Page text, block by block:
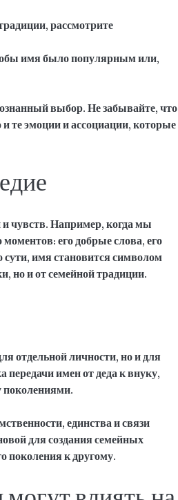
рассмотрите
имя было популярным или,
выбор. Не забывайте, что
и те эмоции и ассоциации, которые
чувств. Например, когда мы
его добрые слова, его
сути, имя становится символом
но и от семейной традиции.
отдельной личности, но и для
передачи имен от деда к внуку,
поколениями.
единства и связи
для создания семейных
поколения к другому.